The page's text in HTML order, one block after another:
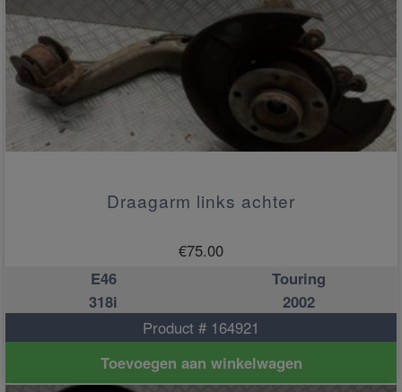
Draagarm links achter
€75.00
E46
Touring
318i
2002
Product # 164921
Toevoegen aan winkelwagen